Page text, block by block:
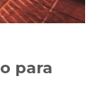
para